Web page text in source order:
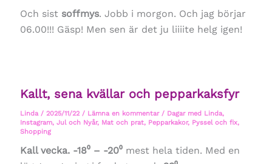
Och sist soffmys. Jobb i morgon. Och jag börjar
06.00!!! Gäsp! Men sen är det ju liiiite helg igen!
Kallt, sena kvällar och pepparkaksfyr
Linda / 2025/11/22 / Lämna en kommentar / Dagar med Linda,
Instagram, Jul och Nyår, Mat och prat, Pepparkakor, Pyssel och fix,
Shopping
Kall vecka. -18⁰ – -20⁰ mest hela tiden. Med en